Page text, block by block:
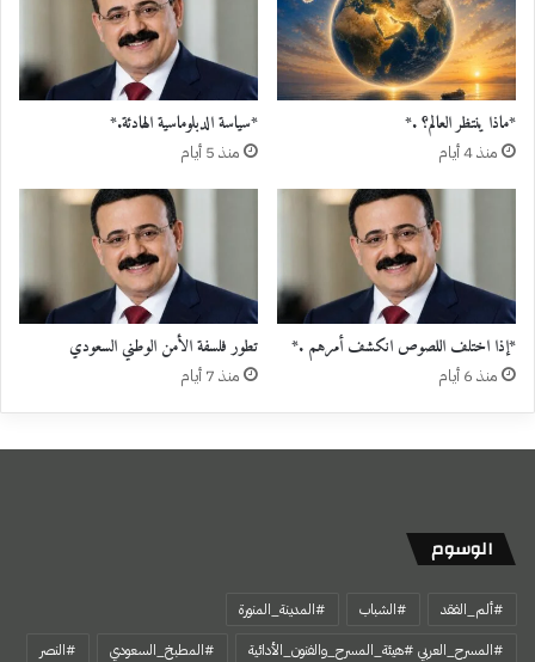
*ماذا ينتظر العالم؟ .*
منذ 4 أيام
*سياسة الدبلوماسية الهادئة.*
منذ 5 أيام
*إذا اختلف اللصوص انكشف أمرهم .*
منذ 6 أيام
تطور فلسفة الأمن الوطني السعودي
منذ 7 أيام
الوسوم
#ألم_الفقد #الشباب
#المدينة_المنورة
#المسرح_العربي #هيئة_المسرح_والفنون_الأدائية
#المطبخ_السعودي
#النصر